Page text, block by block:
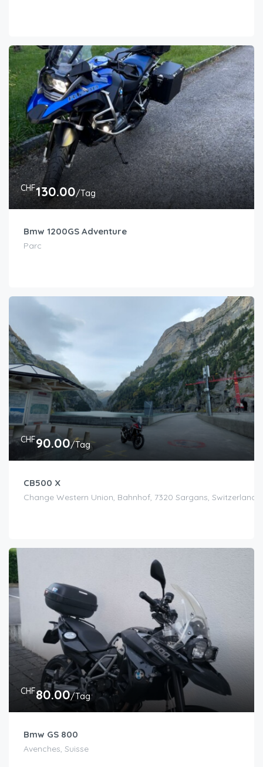
CHF130.00/Tag
Bmw 1200GS Adventure
Parc
CHF90.00/Tag
CB500 X
Change Western Union, Bahnhof, 7320 Sargans, Switzerland
CHF80.00/Tag
Bmw GS 800
Avenches, Suisse